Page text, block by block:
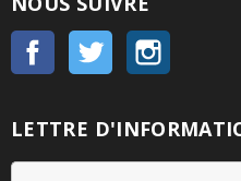
Facebook Twitter
LETTRE